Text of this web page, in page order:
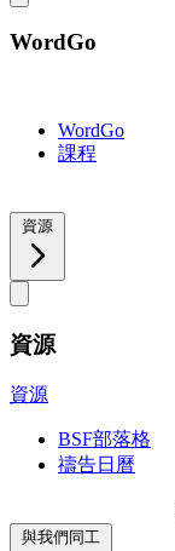
WordGo
WordGo
課程
資源
資源
資源
BSF部落格
禱告日曆
與我們同工